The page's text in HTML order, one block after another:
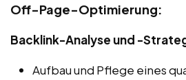
Off-Page-Optimierung:
Backlink-Analyse und -
Aufbau und Pflege eines